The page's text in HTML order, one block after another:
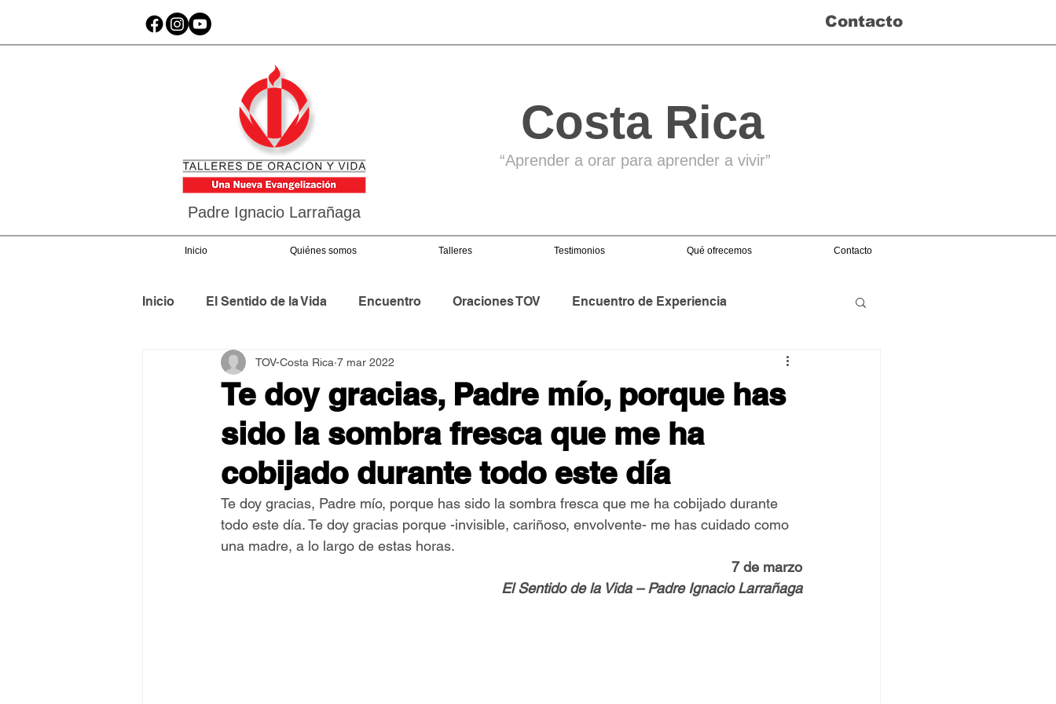
Contacto
Padre Ignacio Larrañaga
Costa Rica
“Aprender a orar para aprender a vivir”
Inicio Quiénes somos Talleres Testimonios Qué ofrecemos Contacto
Inicio El Sentido de la Vida Encuentro Oraciones TOV Encuentro de Experiencia
Asamblea Internacional 2018 Asamblea Nacional
Estilo y Vida de los Guías Jornadas Mundiales Libros Orar y Vivir Papa Francisco
El Arte de Ser Feliz
Te doy gracias, Padre mío, porque has
sido la sombra fresca que me ha
cobijado durante todo este día
TOV-Costa Rica 7 mar 2022
Te doy gracias, Padre mío, porque has sido la sombra fresca que me ha cobijado durante
todo este día. Te doy gracias porque -invisible, cariñoso, envolvente- me has cuidado como
una madre, a lo largo de estas horas.
7 de marzo
El Sentido de la Vida – Padre Ignacio Larrañaga